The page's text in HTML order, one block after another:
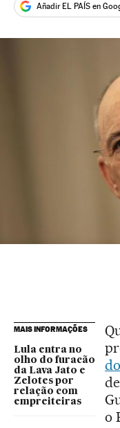
Añadir EL PAÍS en
MAIS INFORMAÇÕES
Lula entra no
olho do furacão
da Lava Jato e
Zelotes por
relação com
empreiteiras
o